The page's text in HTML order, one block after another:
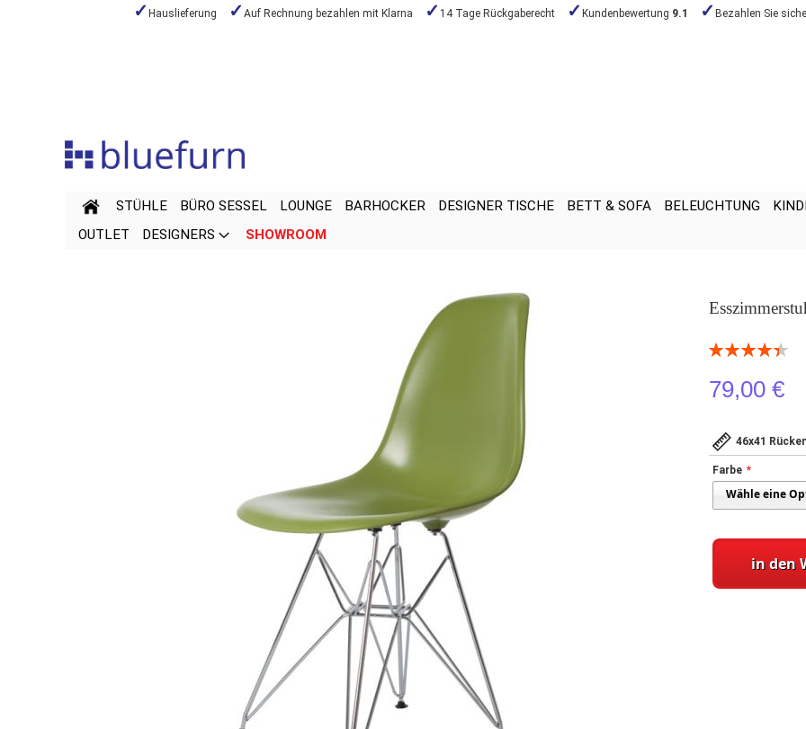
Hauslieferung Auf Rechnung bezahlen mit Klarna 14 Tage Rückgaberecht Kundenbewertung 9.1 Bezahlen Sie
STÜHLE BÜRO SESSEL LOUNGE BARHOCKER DESIGNER TISCHE BETT & SOFA BELEUCHTUNG
OUTLET
DESIGNERS SHOWROOM
Bewertung:
79,00 €
46x41
Farbe
in den